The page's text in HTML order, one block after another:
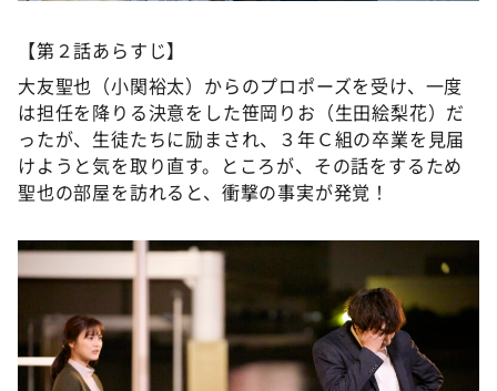
【第２話あらすじ】
大友聖也（小関裕太）からのプロポーズを受け、一度
は担任を降りる決意をした笹岡りお（生田絵梨花）だ
ったが、生徒たちに励まされ、３年Ｃ組の卒業を見届
けようと気を取り直す。ところが、その話をするため
聖也の部屋を訪れると、衝撃の事実が発覚！